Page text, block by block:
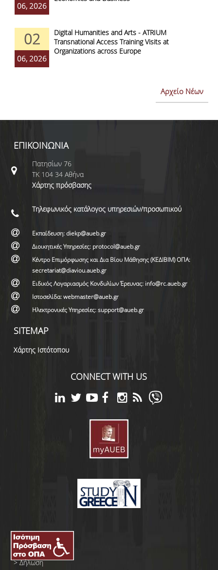
06, 2026
02
06, 2026
Digital Humanities and Arts - ATRIUM
Transnational Access Training Visits at
Organizations across Europe
Αρχείο Νέων
ΕΠΙΚΟΙΝΩΝΙΑ
Πατησίων 76
ΤΚ 104 34 Αθήνα
Χάρτης πρόσβασης
Τηλεφωνικός κατάλογος υπηρεσιών/προσωπικού
Εκπαίδευση: diekp@aueb.gr
Διοικητικές Υπηρεσίες: protocol@aueb.gr
Κέντρο Επιμόρφωσης και Δια Βίου Μάθησης (ΚΕΔΙΒΙΜ) ΟΠΑ:
secretariat@diaviou.aueb.gr
Ειδικός Λογαριασμός Κονδυλίων Έρευνας: info@rc.aueb.gr
Ιστοσελίδα: webmaster@aueb.gr
Ηλεκτρονικές Υπηρεσίες: support@aueb.gr
SITEMAP
Χάρτης Ιστότοπου
CONNECT WITH US
>Δήλωση